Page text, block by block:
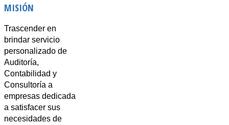
MISIÓN
Trascender en
brindar servicio
personalizado de
Auditoría,
Contabilidad y
Consultoría a
empresas dedicada
a satisfacer sus
necesidades de